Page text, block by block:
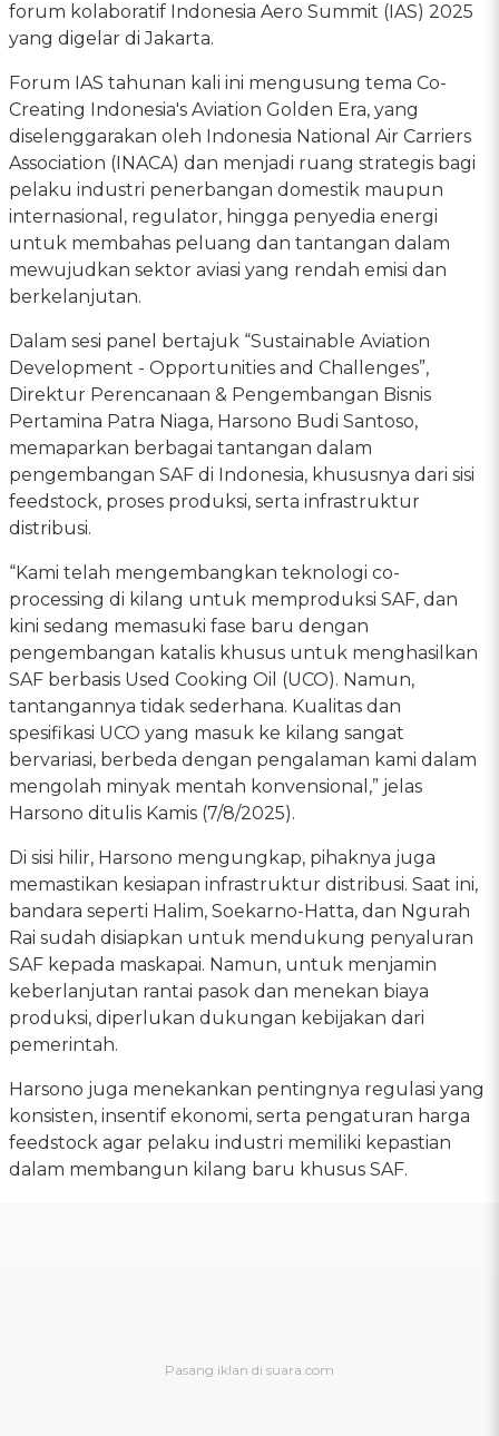
forum kolaboratif Indonesia Aero Summit (IAS) 2025
yang digelar di Jakarta.
Forum IAS tahunan kali ini mengusung tema Co-
Creating Indonesia's Aviation Golden Era, yang
diselenggarakan oleh Indonesia National Air Carriers
Association (INACA) dan menjadi ruang strategis bagi
pelaku industri penerbangan domestik maupun
internasional, regulator, hingga penyedia energi
untuk membahas peluang dan tantangan dalam
mewujudkan sektor aviasi yang rendah emisi dan
berkelanjutan.
Dalam sesi panel bertajuk “Sustainable Aviation
Development - Opportunities and Challenges”,
Direktur Perencanaan & Pengembangan Bisnis
Pertamina Patra Niaga, Harsono Budi Santoso,
memaparkan berbagai tantangan dalam
pengembangan SAF di Indonesia, khususnya dari sisi
feedstock, proses produksi, serta infrastruktur
distribusi.
“Kami telah mengembangkan teknologi co-
processing di kilang untuk memproduksi SAF, dan
kini sedang memasuki fase baru dengan
pengembangan katalis khusus untuk menghasilkan
SAF berbasis Used Cooking Oil (UCO). Namun,
tantangannya tidak sederhana. Kualitas dan
spesifikasi UCO yang masuk ke kilang sangat
bervariasi, berbeda dengan pengalaman kami dalam
mengolah minyak mentah konvensional,” jelas
Harsono ditulis Kamis (7/8/2025).
Di sisi hilir, Harsono mengungkap, pihaknya juga
memastikan kesiapan infrastruktur distribusi. Saat ini,
bandara seperti Halim, Soekarno-Hatta, dan Ngurah
Rai sudah disiapkan untuk mendukung penyaluran
SAF kepada maskapai. Namun, untuk menjamin
keberlanjutan rantai pasok dan menekan biaya
produksi, diperlukan dukungan kebijakan dari
pemerintah.
Harsono juga menekankan pentingnya regulasi yang
konsisten, insentif ekonomi, serta pengaturan harga
feedstock agar pelaku industri memiliki kepastian
dalam membangun kilang baru khusus SAF.